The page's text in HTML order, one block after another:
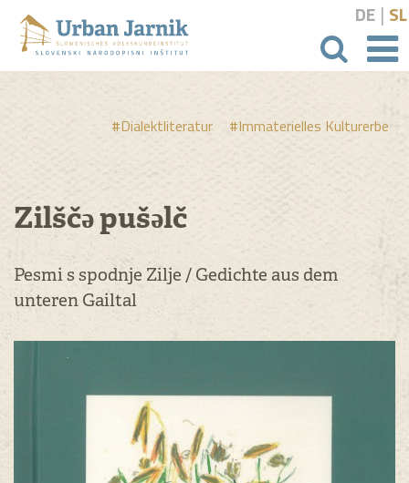
DE | SL
#Dialektliteratur #Immaterielles Kulturerbe
Zilščǝ pušǝlč
Pesmi s spodnje Zilje / Gedichte aus dem
unteren Gailtal